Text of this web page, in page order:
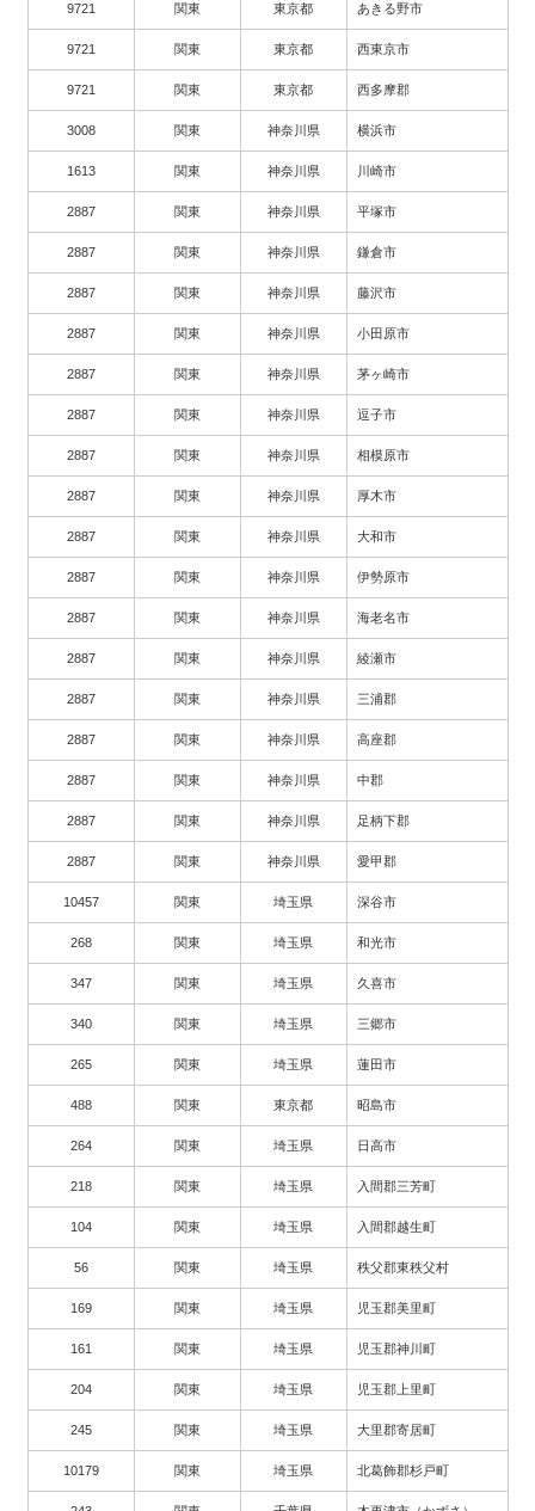
9721 関東 東京都 あきる野市
9721 関東 東京都 西東京市
9721 関東 東京都 西多摩郡
3008 関東 神奈川県 横浜市
1613 関東 神奈川県 川崎市
2887 関東 神奈川県 平塚市
2887 関東 神奈川県 鎌倉市
2887 関東 神奈川県 藤沢市
2887 関東 神奈川県 小田原市
2887 関東 神奈川県 茅ヶ崎市
2887 関東 神奈川県 逗子市
2887 関東 神奈川県 相模原市
2887 関東 神奈川県 厚木市
2887 関東 神奈川県 大和市
2887 関東 神奈川県 伊勢原市
2887 関東 神奈川県 海老名市
2887 関東 神奈川県 綾瀬市
2887 関東 神奈川県 三浦郡
2887 関東 神奈川県 高座郡
2887 関東 神奈川県 中郡
2887 関東 神奈川県 足柄下郡
2887 関東 神奈川県 愛甲郡
10457 関東 埼玉県 深谷市
268 関東 埼玉県 和光市
347 関東 埼玉県 久喜市
340 関東 埼玉県 三郷市
265 関東 埼玉県 蓮田市
488 関東 東京都 昭島市
264 関東 埼玉県 日高市
218 関東 埼玉県 入間郡三芳町
104 関東 埼玉県 入間郡越生町
56 関東 埼玉県 秩父郡東秩父村
169 関東 埼玉県 児玉郡美里町
161 関東 埼玉県 児玉郡神川町
204 関東 埼玉県 児玉郡上里町
245 関東 埼玉県 大里郡寄居町
10179 関東 埼玉県 北葛飾郡杉戸町